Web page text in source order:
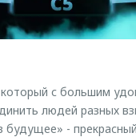
с большим
людей разных
-